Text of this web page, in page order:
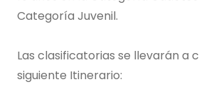
Categoría Juvenil.
Las clasificatorias se llevarán a
siguiente Itinerario: